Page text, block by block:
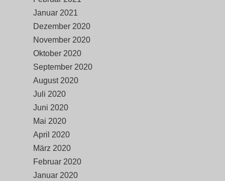
Januar 2021
Dezember 2020
November 2020
Oktober 2020
September 2020
August 2020
Juli 2020
Juni 2020
Mai 2020
April 2020
März 2020
Februar 2020
Januar 2020